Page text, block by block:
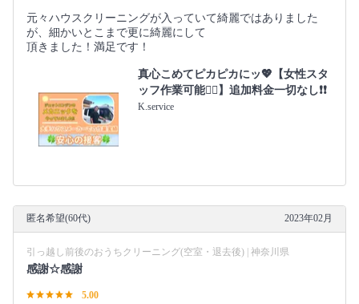
元々ハウスクリーニングが入っていて綺麗ではありました
が、細かいとこまで更に綺麗にして
頂きました！満足です！
真心こめてピカピカにッ💖【女性スタ
ッフ作業可能🙆‍♀️】追加料金一切なし❗️❗️
K.service
匿名希望(60代) 2023年02月
引っ越し前後のおうちクリーニング(空室・退去後) | 神奈川県
感謝☆感謝
5.00